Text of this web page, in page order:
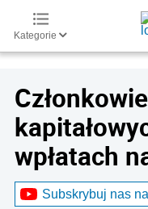
Kategorie
wpłatach
Subskrybuj nas